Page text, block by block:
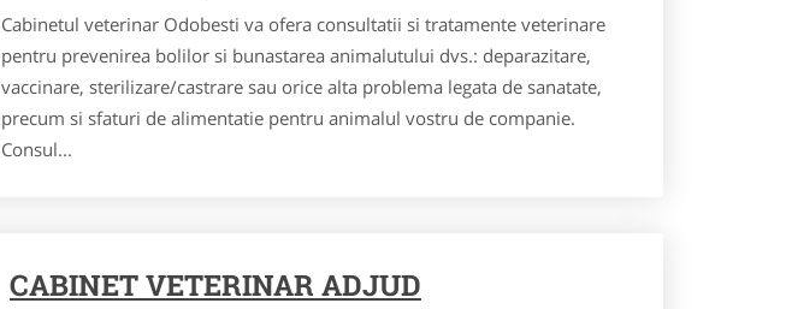
Cabinetul veterinar Odobesti va ofera consultatii si tratamente veterinare
pentru prevenirea bolilor si bunastarea animalutului dvs.: deparazitare,
vaccinare, sterilizare/castrare sau orice alta problema legata de sanatate,
precum si sfaturi de alimentatie pentru animalul vostru de companie.
Consul...
CABINET VETERINAR ADJUD